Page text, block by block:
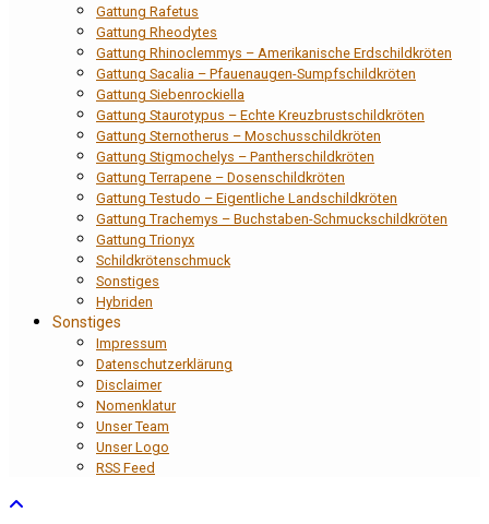
Gattung Rafetus
Gattung Rheodytes
Gattung Rhinoclemmys – Amerikanische Erdschildkröten
Gattung Sacalia – Pfauenaugen-Sumpfschildkröten
Gattung Siebenrockiella
Gattung Staurotypus – Echte Kreuzbrustschildkröten
Gattung Sternotherus – Moschusschildkröten
Gattung Stigmochelys – Pantherschildkröten
Gattung Terrapene – Dosenschildkröten
Gattung Testudo – Eigentliche Landschildkröten
Gattung Trachemys – Buchstaben-Schmuckschildkröten
Gattung Trionyx
Schildkrötenschmuck
Sonstiges
Hybriden
Sonstiges
Impressum
Datenschutzerklärung
Disclaimer
Nomenklatur
Unser Team
Unser Logo
RSS Feed